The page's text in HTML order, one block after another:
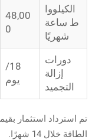
الكيلووا
ط ساعة
شهريًا
48,00
0
دورات
إزالة
التجميد
18/
يوم
الطاقة خلال 14 شهرًا.